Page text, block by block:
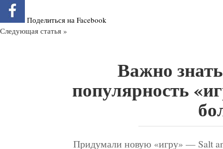
Поделиться на Facebook
Следующая статья »
Важно
популярность
Придумали новую «игру» — Salt